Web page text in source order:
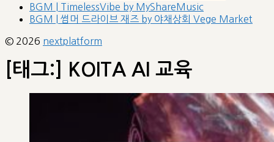
BGM | TimelessVibe by MyShareMusic
BGM | 썸머 드라이브 재즈 by 야채상회 Vege Market
© 2026 nextplatform
[태그:] KOITA AI 교육